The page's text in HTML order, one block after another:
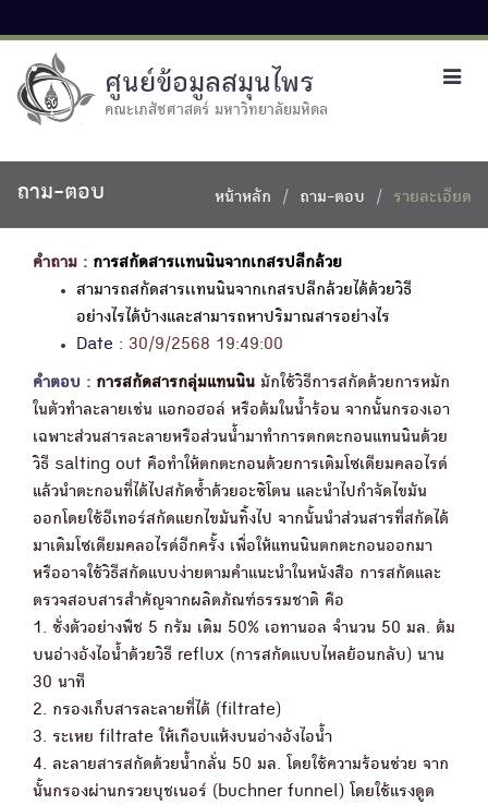
ศูนย์ข้อมูลสมุนไพร
คณะเภสัชศาสตร์ มหาวิทยาลัยมหิดล
ถาม-ตอบ หน้าหลัก ถาม-ตอบ รายละเอียด
คำถาม : การสกัดสารเเทนนินจากเกสรปลีกล้วย
สามารถสกัดสารเเทนนินจากเกสรปลีกล้วยได้ด้วยวิธี
อย่างไรได้บ้างและสามารถหาปริมาณสารอย่างไร
Date : 30/9/2568 19:49:00
คำตอบ : การสกัดสารกลุ่มแทนนิน มักใช้วิธีการสกัดด้วยการหมัก
ในตัวทำละลายเช่น แอกอฮอล์ หรือต้มในน้ำร้อน จากนั้นกรองเอา
เฉพาะส่วนสารละลายหรือส่วนน้ำมาทำการตกตะกอนแทนนินด้วย
วิธี salting out คือทำให้ตกตะกอนด้วยการเติมโซเดียมคลอไรด์
แล้วนำตะกอนที่ได้ไปสกัดซ้ำด้วยอะซิโตน และนำไปกำจัดไขมัน
ออกโดยใช้อีเทอร์สกัดแยกไขมันทิ้งไป จากนั้นนำส่วนสารที่สกัดได้
มาเติมโซเดียมคลอไรด์อีกครั้ง เพื่อให้แทนนินตกตะกอนออกมา
หรืออาจใช้วิธีสกัดแบบง่ายตามคำแนะนำในหนังสือ การสกัดและ
ตรวจสอบสารสำคัญจากผลิตภัณฑ์ธรรมชาติ คือ
1. ชั่งตัวอย่างพืช 5 กรัม เติม 50% เอทานอล จำนวน 50 มล. ต้ม
บนอ่างอังไอน้ำด้วยวิธี reflux (การสกัดแบบไหลย้อนกลับ) นาน
30 นาที
2. กรองเก็บสารละลายที่ได้ (filtrate)
3. ระเหย filtrate ให้เกือบแห้งบนอ่างอังไอน้ำ
4. ละลายสารสกัดด้วยน้ำกลั่น 50 มล. โดยใช้ความร้อนช่วย จาก
นั้นกรองผ่านกรวยบุชเนอร์ (buchner funnel) โดยใช้แรงดูด